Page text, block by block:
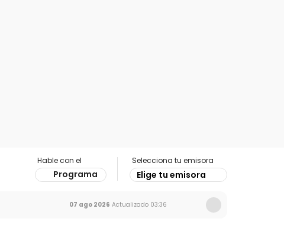
Hable con el
Programa
Selecciona tu emisora
Elige tu emisora
07 ago 2026 Actualizado 03:36